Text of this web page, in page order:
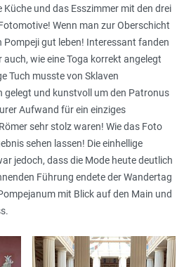
Küche und das Esszimmer mit den drei
Wenn man zur Oberschicht
gut leben! Interessant fanden
auch, wie eine Toga korrekt angelegt
Tuch musste von Sklaven
gelegt und kunstvoll um den Patronus
Aufwand für ein einziges
sehr stolz waren! Wie das Foto
sehen lassen! Die einhellige
jedoch, dass die Mode heute deutlich
Führung endete der Wandertag
mit Blick auf den Main und